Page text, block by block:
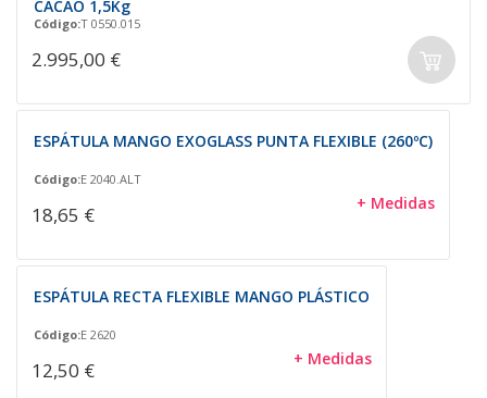
CACAO 1,5Kg
Código:T 0550.015
2.995,00 €
ESPÁTULA MANGO EXOGLASS PUNTA FLEXIBLE (260ºC)
Código:E 2040.ALT
18,65 € + Medidas
ESPÁTULA RECTA FLEXIBLE MANGO PLÁSTICO
Código:E 2620
12,50 € + Medidas